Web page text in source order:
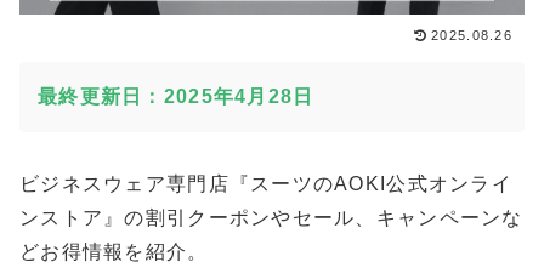
2025.08.26
最終更新日：2025年4月28日
ビジネスウェア専門店『スーツのAOKI公式オンライ
ンストア』の割引クーポンやセール、キャンペーンな
どお得情報を紹介。